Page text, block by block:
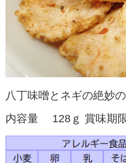
八丁味噌とネギの絶妙
内容量 128ｇ 賞味期